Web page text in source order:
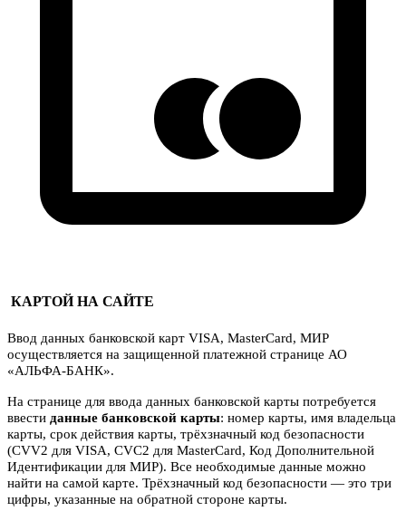
КАРТОЙ НА САЙТЕ
Ввод данных банковской карт VISA, MasterCard, МИР
осуществляется на защищенной платежной странице АО
«АЛЬФА-БАНК».
На странице для ввода данных банковской карты потребуется
ввести данные банковской карты: номер карты, имя владельца
карты, срок действия карты, трёхзначный код безопасности
(CVV2 для VISA, CVC2 для MasterCard, Код Дополнительной
Идентификации для МИР). Все необходимые данные можно
найти на самой карте. Трёхзначный код безопасности — это три
цифры, указанные на обратной стороне карты.